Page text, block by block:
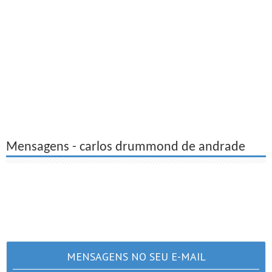
Mensagens - carlos drummond de andrade
MENSAGENS NO SEU E-MAIL